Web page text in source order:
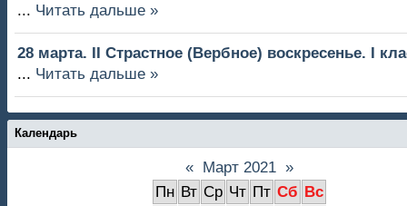
... Читать дальше »
28 марта. II Страстное (Вербное) воскресенье. I
... Читать дальше »
Календарь
« Март 2021 »
Пн Вт Ср Чт Пт Сб Вс